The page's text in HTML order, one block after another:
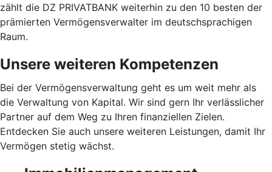
zählt die DZ PRIVATBANK weiterhin zu den 10 besten der
prämierten Vermögensverwalter im deutschsprachigen
Raum.
Unsere weiteren Kompetenzen
Bei der Vermögensverwaltung geht es um weit mehr als
die Verwaltung von Kapital. Wir sind gern Ihr verlässlicher
Partner auf dem Weg zu Ihren finanziellen Zielen.
Entdecken Sie auch unsere weiteren Leistungen, damit Ihr
Vermögen stetig wächst.